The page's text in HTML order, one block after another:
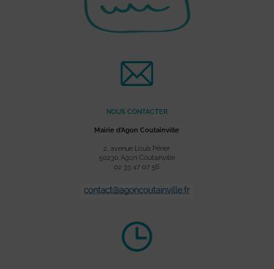
NOUS CONTACTER
Mairie d’Agon Coutainville
2, avenue Louis Périer
50230 Agon Coutainville
02 33 47 07 56